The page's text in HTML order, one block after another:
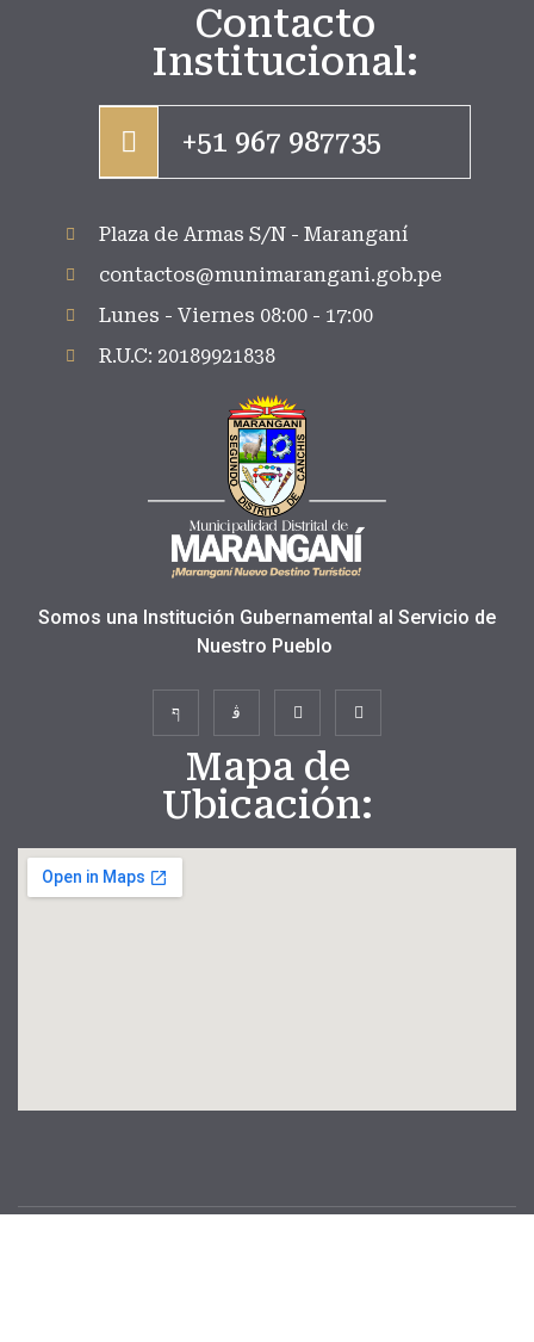
Contacto
Institucional:
+51 967 987735
Plaza de Armas S/N - Maranganí
contactos@munimarangani.gob.pe
Lunes - Viernes 08:00 - 17:00
R.U.C: 20189921838
Somos una Institución Gubernamental al Servicio de
Nuestro Pueblo
Mapa de
Ubicación: